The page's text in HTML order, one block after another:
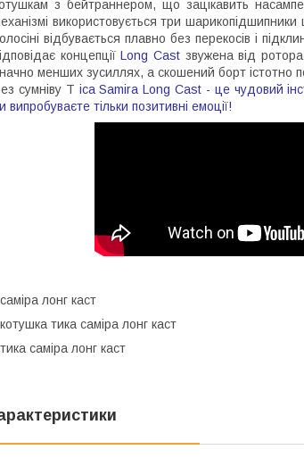
з бейтраннером, що зацікавить
використовується три
відбувається плавно без перекосів і
концепціїLong Castзвужена від
менших зусиллях, а скошений борт істотно
сумніву T ica Samira Long Сast - це чудовий
випробуваєте тільки позитивні емоції!
лонг каст
тика саміра лонг каст
саміра лонг каст